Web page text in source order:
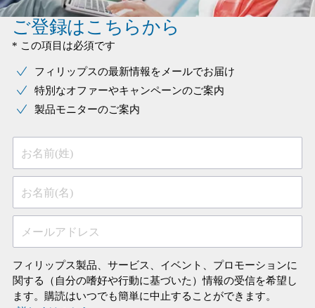
ご登録はこちらから
* この項目は必須です
フィリップスの最新情報をメールでお届け
特別なオファーやキャンペーンのご案内
製品モニターのご案内
お名前(姓)
お名前(名)
メールアドレス
フィリップス製品、サービス、イベント、プロモーションに
関する（自分の嗜好や行動に基づいた）情報の受信を希望し
ます。購読はいつでも簡単に中止することができます。